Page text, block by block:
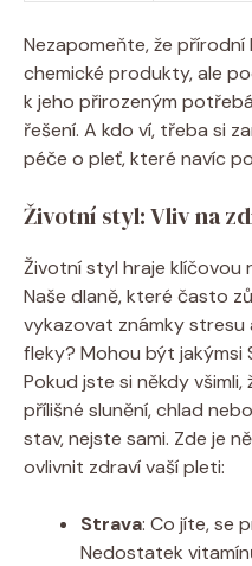
Nezapomeňte, že
chemické produkty, ale
k jeho přirozeným
řešení. A kdo ví, třeba si
péče o pleť, které navíc
Životní styl: Vliv na
Životní styl hraje klíčovou
Naše dlaně, které často
vykazovat známky stresu
fleky? Mohou být jakýmsi
Pokud jste si někdy všimli,
přílišné slunění, chlad
stav, nejste sami. Zde je
ovlivnit zdraví vaší pleti:
Strava: Co jíte, se
Nedostatek